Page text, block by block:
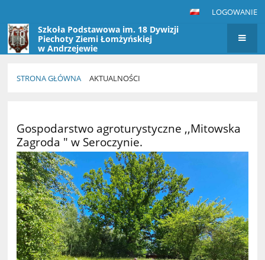
LOGOWANIE
Szkoła Podstawowa im. 18 Dywizji
Piechoty Ziemi Łomżyńskiej
w Andrzejewie
STRONA GŁÓWNA AKTUALNOŚCI
Gospodarstwo agroturystyczne ,,Mitowska
Zagroda " w Seroczynie.